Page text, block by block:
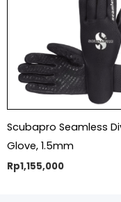
Scubapro Seamless
Glove, 1.5mm
Rp1,155,000